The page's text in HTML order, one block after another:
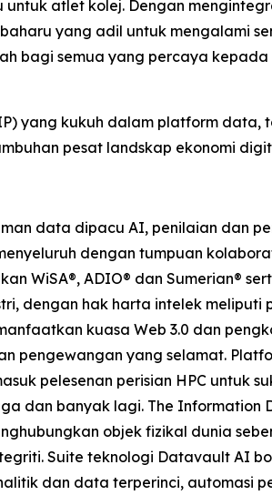
atlet kolej. Dengan
yang adil untuk mengalami
bagi semua yang percaya
yang kukuh dalam platform data,
pesat landskap ekonomi
data dipacu AI, penilaian dan
dengan tumpuan
WiSA®, ADIO® dan Sumerian®
dengan hak harta intelek
kuasa Web 3.0 dan
pengewangan yang selamat.
pelesenan perisian HPC untuk
dan banyak lagi. The Information
objek fizikal dunia
Suite teknologi Datavault AI
dan data terperinci, automasi